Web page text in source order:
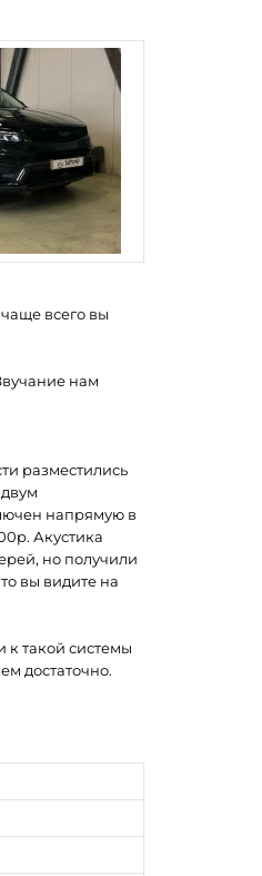
всего вы
нам
разместились
напрямую в
Акустика
но получили
вы видите на
такой системы
достаточно.